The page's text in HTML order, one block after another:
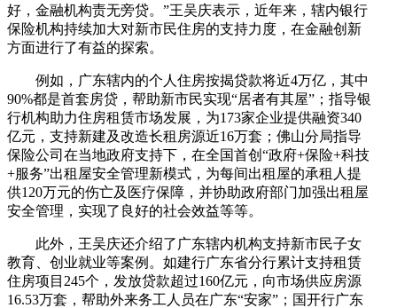
好，金融机构责无旁贷。”王吴庆表示，近年来，辖内银行
保险机构持续加大对新市民住房的支持力度，在金融创新
方面进行了有益的探索。
例如，广东辖内的个人住房按揭贷款将近4万亿，其中
90%都是首套房贷，帮助新市民实现“居者有其屋”；指导银
行机构助力住房租赁市场发展，为173家企业提供融资340
亿元，支持新建及改造长租房源近16万套；佛山分局指导
保险公司在当地政府支持下，在全国首创“政府+保险+科技
+服务”出租屋安全管理新模式，为每间出租屋的承租人提
供120万元的伤亡及医疗保障，并协助政府部门加强出租屋
安全管理，实现了良好的社会效益等等。
此外，王吴庆还介绍了广东辖内机构支持新市民子女
教育、创业就业等案例。如建行广东省分行累计支持租赁
住房项目245个，发放贷款超过160亿元，向市场供应房源
16.53万套，帮助外来务工人员在广东“安家”；国开行广东